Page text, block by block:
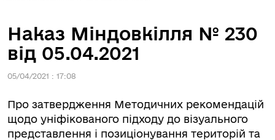
Наказ Міндовкілля № 230
від 05.04.2021
05/04/2021 : 17:08
Про затвердження Методичних рекомендацій
щодо уніфікованого підходу до візуального
представлення і позиціонування територій та